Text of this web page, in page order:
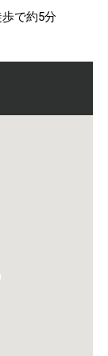
で約5分